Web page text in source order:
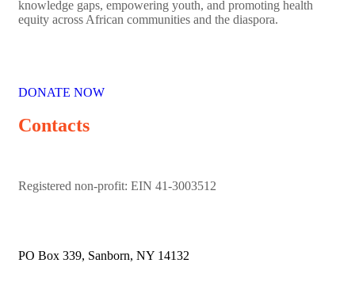
knowledge gaps, empowering youth, and promoting health
equity across African communities and the diaspora.
DONATE NOW
Contacts
Registered non-profit: EIN 41-3003512
PO Box 339, Sanborn, NY 14132